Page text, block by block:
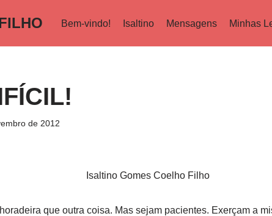
Bem-vindo! Isaltino Mensagens Minhas
de 2012
Isaltino Gomes Coelho Filho
que outra coisa. Mas sejam pacientes. Exerçam a